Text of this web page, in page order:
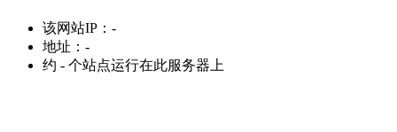
该网站IP： -
地址： -
约 - 个站点运行在此服务器上